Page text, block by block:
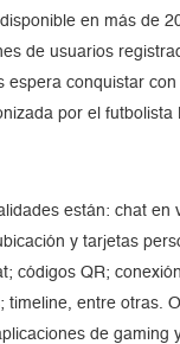
en más de
de usuarios
espera conquistar
por el futbolista
están: chat en
y tarjetas
códigos QR;
timeline, entre otras.
de gaming